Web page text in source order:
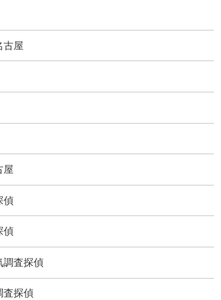
前の記事
次の記事
探偵社ミライリサーチ
古屋
屋
偵
偵
調査探偵
査探偵